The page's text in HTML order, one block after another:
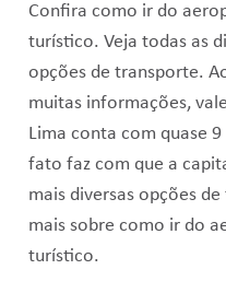
Confira como ir do
turístico. Veja todas as
opções de transporte.
muitas informações,
Lima conta com quase
fato faz com que a
mais diversas opções
mais sobre como ir do
turístico.